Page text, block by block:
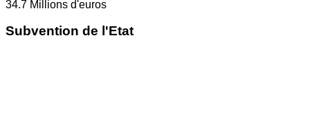
34.7 Millions d'euros
Subvention de l'Etat